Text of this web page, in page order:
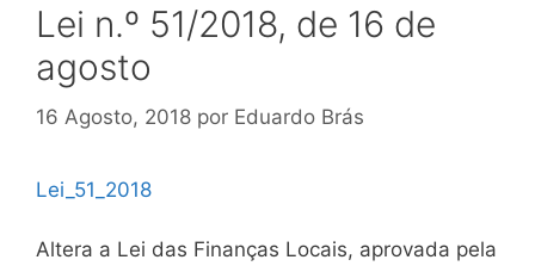
Lei n.º 51/2018, de 16 de
agosto
16 Agosto, 2018 por Eduardo Brás
Lei_51_2018
Altera a Lei das Finanças Locais, aprovada pela